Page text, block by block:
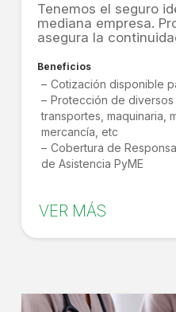
Tenemos el seguro
mediana empresa.
asegura la
Beneficios
Cotización disponible
Protección de diversos
transportes, maquinaria,
mercancía, etc
Cobertura de
de Asistencia PyME
VER MÁS